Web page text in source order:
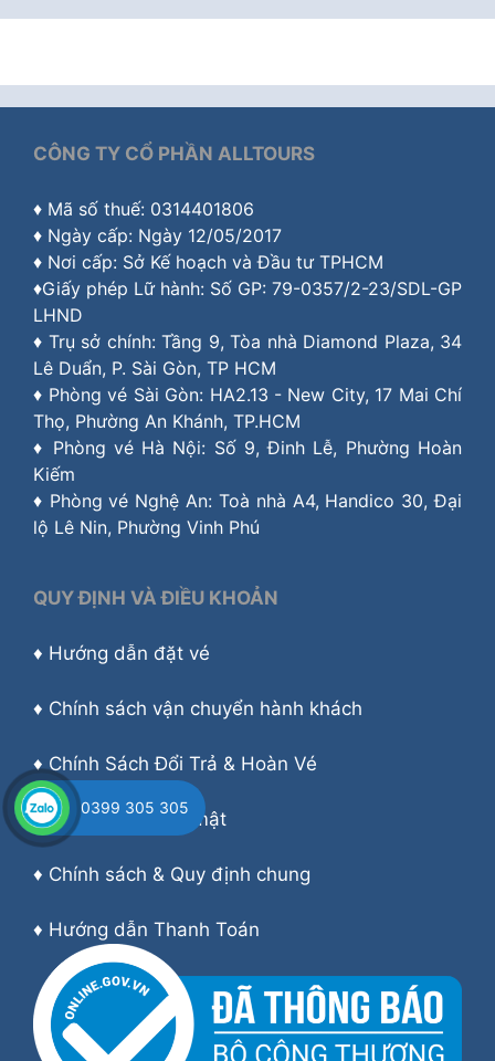
CÔNG TY CỔ PHẦN ALLTOURS
♦ Mã số thuế: 0314401806
♦ Ngày cấp: Ngày 12/05/2017
♦ Nơi cấp: Sở Kế hoạch và Đầu tư TPHCM
♦Giấy phép Lữ hành: Số GP: 79-0357/2-23/SDL-GP
LHND
♦ Trụ sở chính: Tầng 9, Tòa nhà Diamond Plaza, 34
Lê Duẩn, P. Sài Gòn, TP HCM
♦ Phòng vé Sài Gòn: HA2.13 - New City, 17 Mai Chí
Thọ, Phường An Khánh, TP.HCM
♦ Phòng vé Hà Nội: Số 9, Đinh Lễ, Phường Hoàn
Kiếm
♦ Phòng vé Nghệ An: Toà nhà A4, Handico 30, Đại
lộ Lê Nin, Phường Vinh Phú
QUY ĐỊNH VÀ ĐIỀU KHOẢN
♦ Hướng dẫn đặt vé
♦ Chính sách vận chuyển hành khách
♦Chính Sách Đổi Trả & Hoàn Vé
♦Chính sách bảo mật
♦ Chính sách & Quy định chung
♦ Hướng dẫn Thanh Toán
0399 305 305